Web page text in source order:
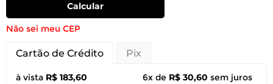
Calcular
Não sei meu CEP
Cartão de Crédito Pix
à vista R$ 183,60
6x de R$ 30,60 sem juros